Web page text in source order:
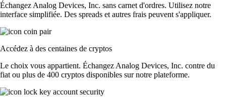
Échangez Analog Devices, Inc. sans carnet d'ordres. Utilisez notre
interface simplifiée. Des spreads et autres frais peuvent s'appliquer.
Accédez à des centaines de cryptos
Le choix vous appartient. Échangez Analog Devices, Inc. contre du
fiat ou plus de 400 cryptos disponibles sur notre plateforme.